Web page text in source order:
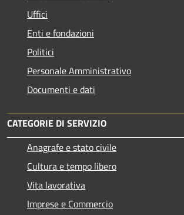
Uffici
Enti e fondazioni
Politici
Personale Amministrativo
Documenti e dati
CATEGORIE DI SERVIZIO
Anagrafe e stato civile
Cultura e tempo libero
Vita lavorativa
Imprese e Commercio